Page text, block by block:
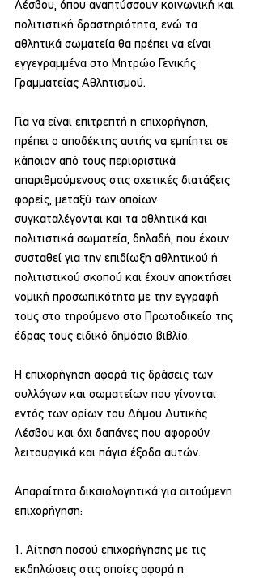
Λέσβου, όπου αναπτύσσουν κοινωνική και
πολιτιστική δραστηριότητα, ενώ τα
αθλητικά σωματεία θα πρέπει να είναι
εγγεγραμμένα στο Μητρώο Γενικής
Γραμματείας Αθλητισμού.
Για να είναι επιτρεπτή η επιχορήγηση,
πρέπει ο αποδέκτης αυτής να εμπίπτει σε
κάποιον από τους περιοριστικά
απαριθμούμενους στις σχετικές διατάξεις
φορείς, μεταξύ των οποίων
συγκαταλέγονται και τα αθλητικά και
πολιτιστικά σωματεία, δηλαδή, που έχουν
συσταθεί για την επιδίωξη αθλητικού ή
πολιτιστικού σκοπού και έχουν αποκτήσει
νομική προσωπικότητα με την εγγραφή
τους στο τηρούμενο στο Πρωτοδικείο της
έδρας τους ειδικό δημόσιο βιβλίο.
Η επιχορήγηση αφορά τις δράσεις των
συλλόγων και σωματείων που γίνονται
εντός των ορίων του Δήμου Δυτικής
Λέσβου και όχι δαπάνες που αφορούν
λειτουργικά και πάγια έξοδα αυτών.
Απαραίτητα δικαιολογητικά για αιτούμενη
επιχορήγηση:
1. Αίτηση ποσού επιχορήγησης με τις
εκδηλώσεις στις οποίες αφορά η